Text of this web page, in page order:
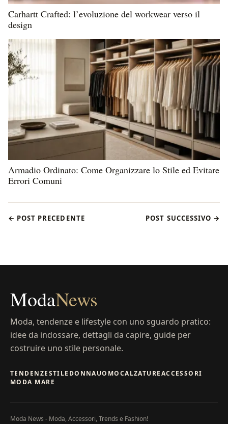
Carhartt Crafted: l’evoluzione del workwear verso il
design
Armadio Ordinato: Come Organizzare lo Stile ed Evitare
Errori Comuni
← POST PRECEDENTE POST SUCCESSIVO →
ModaNews
Moda, tendenze e lifestyle con uno sguardo pratico:
idee da indossare, dettagli da capire, guide per
costruire uno stile personale.
TENDENZESTILE DONNAUOMOCALZATUREACCESSORI
MODA MARE
Moda News - Moda, Accessori, Trends e Fashion!